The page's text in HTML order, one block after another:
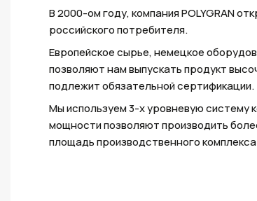
В 2000-ом году, компания POLYGRAN
российского потребителя.
Европейское сырье, немецкое
позволяют нам выпускать продукт
подлежит обязательной сертификации.
Мы используем 3-х уровневую систему
мощности позволяют производить
площадь производственного комплекса